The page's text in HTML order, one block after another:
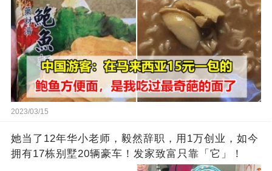
2023/03/15
她当了12年华小老师，毅然辞职，用1万创业，如今
拥有17栋别墅20辆豪车！发家致富只靠「它」！